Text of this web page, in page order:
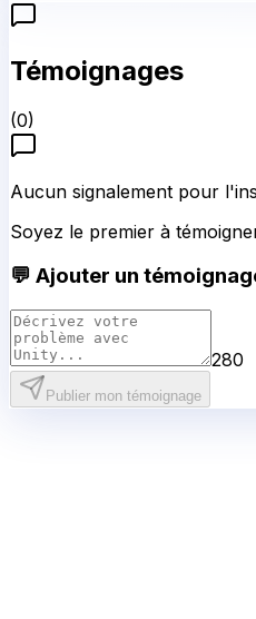
Témoignages
(0)
Aucun signalement pour
Soyez le premier à
💬 Ajouter un
280
Publier mon témoignage